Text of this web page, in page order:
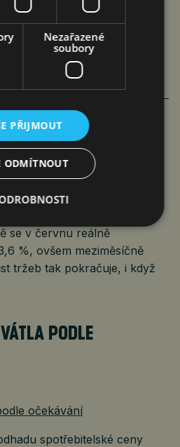
>
SVOU SPOTŘEBU
se v červnu reálně
%, ovšem meziměsíčně
tržeb tak pokračuje, i když
PODLE
spotřebitelské ceny
Nezařazené
soubory
PŘIJMOUT
ODMÍTNOUT